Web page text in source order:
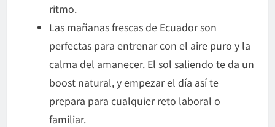
ritmo.
Las mañanas frescas de Ecuador son
perfectas para entrenar con el aire puro y la
calma del amanecer. El sol saliendo te da un
boost natural, y empezar el día así te
prepara para cualquier reto laboral o
familiar.